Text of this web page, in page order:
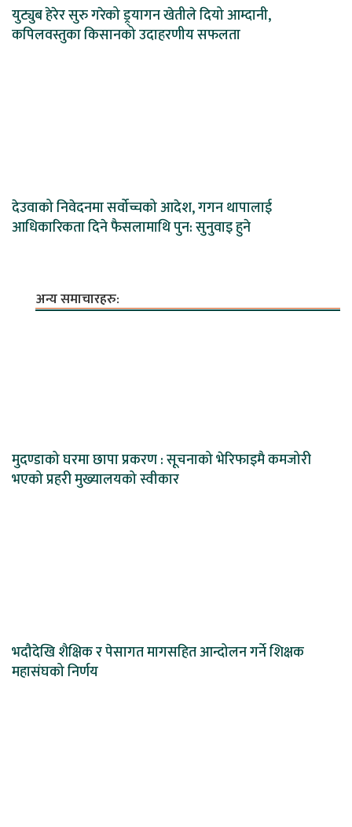
युट्युब हेरेर सुरु गरेको ड्र्यागन खेतीले दियो आम्दानी,
कपिलवस्तुका किसानको उदाहरणीय सफलता
देउवाको निवेदनमा सर्वोच्चको आदेश, गगन थापालाई
आधिकारिकता दिने फैसलामाथि पुन: सुनुवाइ हुने
अन्य समाचारहरु:
मुदण्डाको घरमा छापा प्रकरण : सूचनाको भेरिफाइमै कमजोरी
भएको प्रहरी मुख्यालयको स्वीकार
भदौदेखि शैक्षिक र पेसागत मागसहित आन्दोलन गर्ने शिक्षक
महासंघको निर्णय